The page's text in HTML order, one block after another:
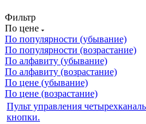
Фильтр
По цене
По популярности (убывание)
По популярности (возрастание)
По алфавиту (убывание)
По алфавиту (возрастание)
По цене (убывание)
По цене (возрастание)
Пульт управления
кнопки.